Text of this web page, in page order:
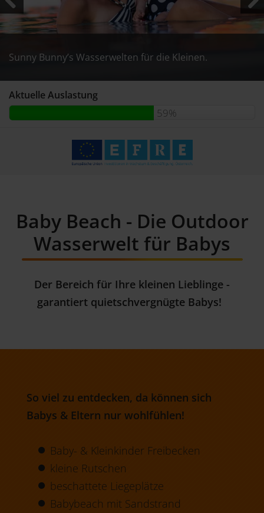
Sunny Bunny’s Wasserwelten für die Kleinen.
Sunny Bunny’s Wasserwelten für die Kleinen.
Sunny Bunny’s Wasserwelten für die Kleinen.
Aktuelle Auslastung
59%
Previous Next
Baby Beach - Die Outdoor
Wasserwelt für Babys
Der Bereich für Ihre kleinen Lieblinge -
garantiert quietschvergnügte Babys!
So viel zu entdecken, da können sich
Babys & Eltern nur wohlfühlen!
Baby- & Kleinkinder Freibecken
kleine Rutschen
beschattete Liegeplätze
Babybeach mit Sandstrand